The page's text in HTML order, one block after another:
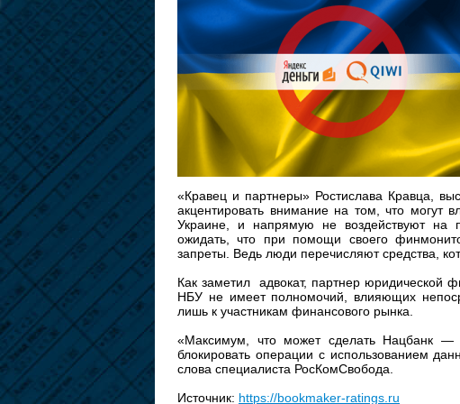
«Кравец и партнеры» Ростислава Кравца,
акцентировать внимание на том, что могут
Украине, и напрямую не воздействуют на
ожидать, что при помощи своего
запреты. Ведь люди перечисляют средства,
Как заметил адвокат, партнер юридической
НБУ не имеет полномочий, влияющих
лишь к участникам финансового рынка.
«Максимум, что может сделать Нацбанк —
блокировать операции с использованием
слова специалиста РосКомСвобода.
Источник: https://bookmaker-ratings.ru